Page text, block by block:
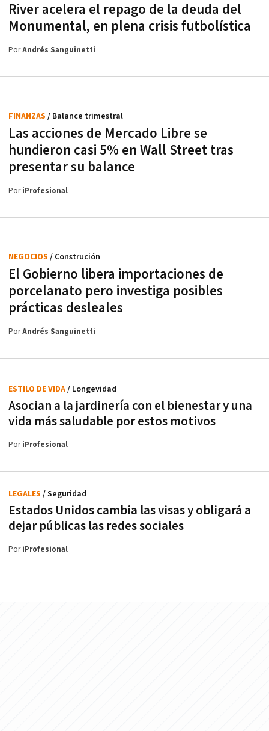
River acelera el repago de la deuda del
Monumental, en plena crisis futbolística
PorAndrés Sanguinetti
Las acciones de Mercado Libre se
hundieron casi 5% en Wall Street tras
presentar su balance
FINANZAS / Balance trimestral
PoriProfesional
El Gobierno libera importaciones de
porcelanato pero investiga posibles
prácticas desleales
NEGOCIOS / Construción
PorAndrés Sanguinetti
Asocian a la jardinería con el bienestar y una
vida más saludable por estos motivos
ESTILO DE VIDA/ Longevidad
PoriProfesional
Estados Unidos cambia las visas y obligará a
dejar públicas las redes sociales
LEGALES / Seguridad
PoriProfesional